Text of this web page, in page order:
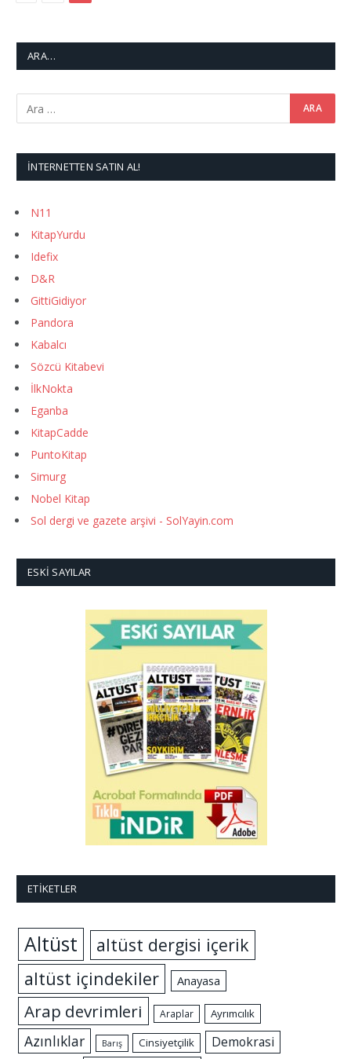
ARA…
İNTERNETTEN SATIN AL!
N11
KitapYurdu
Idefix
D&R
GittiGidiyor
Pandora
Kabalcı
Sözcü Kitabevi
İlkNokta
Eganba
KitapCadde
PuntoKitap
Simurg
Nobel Kitap
Sol dergi ve gazete arşivi - SolYayin.com
ESKI SAYILAR
ETIKETLER
Altüst
altüst dergisi içerik
altüst içindekiler
Anayasa
Arap devrimleri Araplar Ayrımcılık
Azınlıklar Barış Cinsiyetçilik Demokrasi